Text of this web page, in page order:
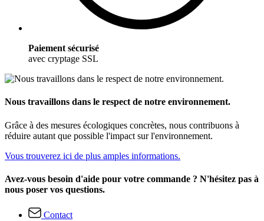
Paiement sécurisé
avec cryptage SSL
Nous travaillons dans le respect de notre environnement.
Grâce à des mesures écologiques concrètes, nous contribuons à
réduire autant que possible l'impact sur l'environnement.
Vous trouverez ici de plus amples informations.
Avez-vous besoin d'aide pour votre commande ? N'hésitez pas à
nous poser vos questions.
Contact